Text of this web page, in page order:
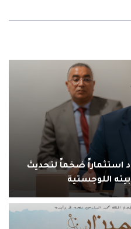
ضخماً لتحديث
اللوجستية